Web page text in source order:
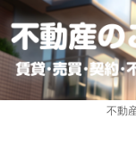
不動